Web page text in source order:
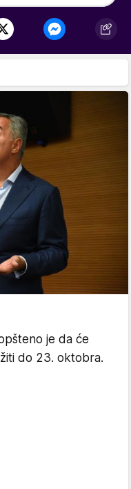
je da će
do 23. oktobra.